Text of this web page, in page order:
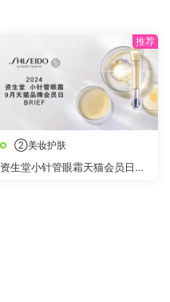
②美妆护肤
资生堂小针管眼霜天猫会员日